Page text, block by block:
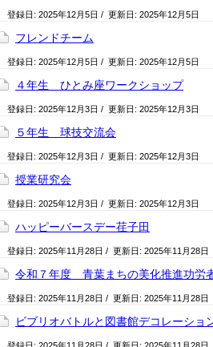
登録日: 2025年12月5日 / 更新日: 2025年12月5日
フレンドチーム
登録日: 2025年12月5日 / 更新日: 2025年12月5日
４年生 ひとみ座ワークショップ
登録日: 2025年12月3日 / 更新日: 2025年12月3日
５年生 球技交流会
登録日: 2025年12月3日 / 更新日: 2025年12月3日
授業研究会
登録日: 2025年12月3日 / 更新日: 2025年12月3日
ハッピーバースデー荏子田
登録日: 2025年11月28日 / 更新日: 2025年11月28日
令和７年度 青葉まちの美化推進功
登録日: 2025年11月28日 / 更新日: 2025年11月28日
ビブリオバトルと図書館デコレーショ